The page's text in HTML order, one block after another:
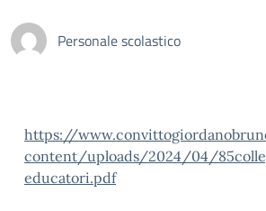
Personale scolastico
https://
content/uploads/2024/04/
educatori.pdf